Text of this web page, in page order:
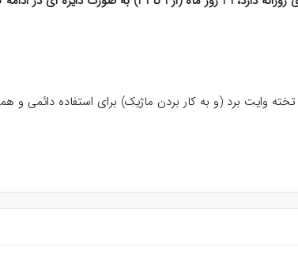
وایت برد (و به کار بردن ماژیک) برای استفاده دائمی